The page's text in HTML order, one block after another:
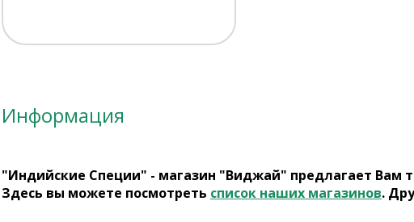
Информация
"Индийские Специи" - магазин "Виджай" предлагает Вам
Здесь вы можете посмотреть список наших магазинов.